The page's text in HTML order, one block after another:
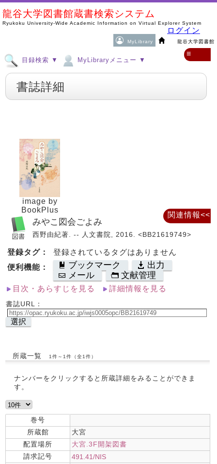
龍谷大学図書館蔵書検索システム
Ryukoku University-Wide Academic Information on Virtual Explorer System
MyLibrary 龍谷大学図書館
ログイン
目録検索 ▼ MyLibraryメニュー ▼
≡
書誌詳細
image by
BookPlus
みやこ図会ごよみ
西野由紀著. -- 人文書院, 2016. <BB21619749>
登録タグ：
登録されているタグはありません
便利機能：
ブックマーク
出力
メール
文献管理
目次・あらすじを見る 詳細情報を見る
書誌URL：
選択
所蔵一覧 1件～1件（全1件）
ナンバーをクリックすると所蔵詳細をみることができま
す。
巻号
所蔵館
大宮
配置場所
大宮.3F開架図書
請求記号
491.41/NIS
関連情報<<